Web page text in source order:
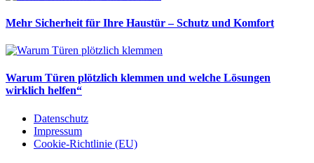
Mehr Sicherheit für Ihre Haustür – Schutz und Komfort
Warum Türen plötzlich klemmen und welche Lösungen
wirklich helfen“
Datenschutz
Impressum
Cookie-Richtlinie (EU)